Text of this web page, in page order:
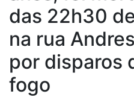
das 22h30
na rua
por disparos
fogo